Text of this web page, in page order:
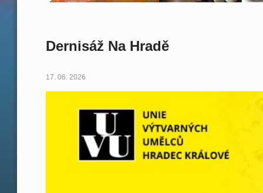
Dernisáž Na Hradě
17. 06. 2026